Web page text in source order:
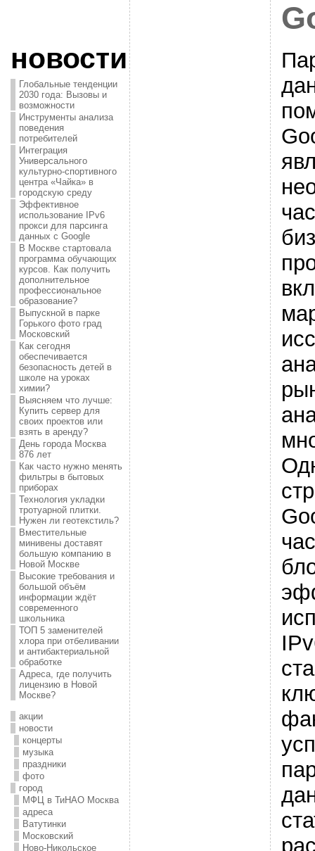
новости
Глобальные тенденции
2030 года: Вызовы и
возможности
Инструменты анализа
поведения
потребителей
Интеграция
Универсального
культурно-спортивного
центра «Чайка» в
городскую среду
Эффективное
использование IPv6
прокси для парсинга
данных с Google
В Москве стартовала
программа обучающих
курсов. Как получить
дополнительное
профессиональное
образование?
Выпускной в парке
Горького фото град
Московский
Как сегодня
обеспечивается
безопасность детей в
школе на уроках
химии?
Выясняем что лучше:
Купить сервер для
своих проектов или
взять в аренду?
День города Москва
876 лет
Как часто нужно менять
фильтры в бытовых
приборах
Технология укладки
тротуарной плитки.
Нужен ли геотекстиль?
Вместительные
минивены доставят
большую компанию в
Новой Москве
Высокие требования и
большой объём
информации ждёт
современного
школьника
ТОП 5 заменителей
хлора при отбеливании
и антибактериальной
обработке
Адреса, где получить
лицензию в Новой
Москве?
акции
новости
концерты
музыка
праздники
фото
город
МФЦ в ТиНАО Москва
адреса
Ватутинки
Московский
Ново-Никольское